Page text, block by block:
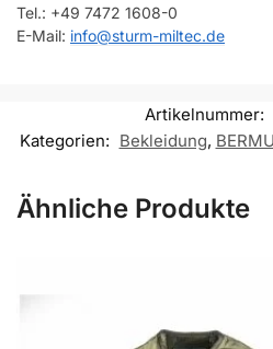
Tel.: +49 7472 1608-0
E-Mail: info@sturm-miltec.de
Artikelnummer:
Kategorien: Bekleidung,
Ähnliche Produkte